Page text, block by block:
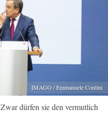
IMAGO / Emmanuele Contini
dürfen sie den vermutlich